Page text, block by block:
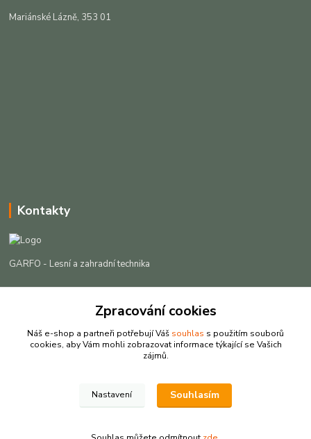
Mariánské Lázně, 353 01
Kontakty
GARFO - Lesní a zahradní technika
+420 725 301 044
info@garfo.cz
Zpracování cookies
Náš e-shop a partneři potřebují Váš souhlas s použitím souborů
cookies, aby Vám mohli zobrazovat informace týkající se Vašich
zájmů.
Nastavení Souhlasím